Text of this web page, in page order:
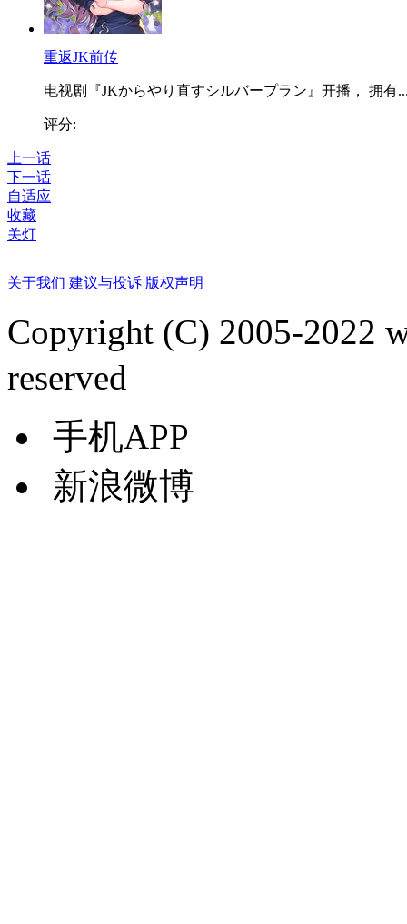
重返JK前传
电视剧『JKからやり直すシルバープラン』开播， 拥有
评分:
上一话
下一话
自适应
收藏
关灯
关于我们 建议与投诉 版权声明
Copyright (C) 2005-2022
reserved
手机APP
新浪微博